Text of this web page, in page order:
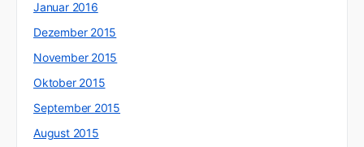
Januar 2016
Dezember 2015
November 2015
Oktober 2015
September 2015
August 2015